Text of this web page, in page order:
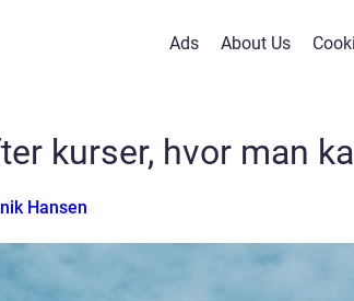
Ads About Us
kurser, hvor man
Hansen